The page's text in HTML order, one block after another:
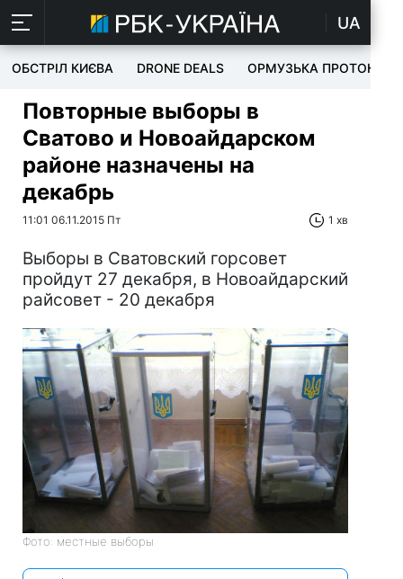
UA
ОБСТРІЛ КИЄВА DRONE DEALS ОРМУЗЬКА ПРОТОКА
Повторные выборы в
Сватово и Новоайдарском
районе назначены на
декабрь
11:01 06.11.2015 Пт 1 хв
Выборы в Сватовский горсовет
пройдут 27 декабря, в Новоайдарский
райсовет - 20 декабря
Фото: местные выборы